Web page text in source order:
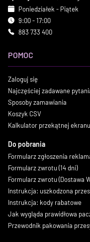
Poniedziałek - Piątek
9:00 - 17:00
883 733 400
POMOC
Zaloguj się
Najczęściej zadawane
Sposoby zamawiania
Koszyk CSV
Kalkulator przekątnej ekranu
Do pobrania
Formularz zgłoszenia
Formularz zwrotu (14 dni)
Formularz zwrotu (Dostawa
Instrukcja: uszkodzona
Instrukcja: kody rabatowe
Jak wygląda prawidłowa
Przewodnik pakowania